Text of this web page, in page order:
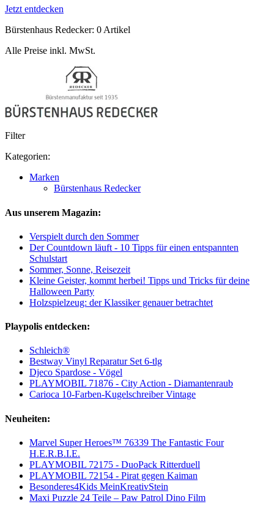
Jetzt entdecken
Bürstenhaus Redecker: 0 Artikel
Alle Preise inkl. MwSt.
Filter
Kategorien:
Marken
Bürstenhaus Redecker
Aus unserem Magazin:
Verspielt durch den Sommer
Der Countdown läuft - 10 Tipps für einen entspannten
Schulstart
Sommer, Sonne, Reisezeit
Kleine Geister, kommt herbei! Tipps und Tricks für deine
Halloween Party
Holzspielzeug: der Klassiker genauer betrachtet
Playpolis entdecken:
Schleich®
Bestway Vinyl Reparatur Set 6-tlg
Djeco Spardose - Vögel
PLAYMOBIL 71876 - City Action - Diamantenraub
Carioca 10-Farben-Kugelschreiber Vintage
Neuheiten:
Marvel Super Heroes™ 76339 The Fantastic Four
H.E.R.B.I.E.
PLAYMOBIL 72175 - DuoPack Ritterduell
PLAYMOBIL 72154 - Pirat gegen Kaiman
Besonderes4Kids MeinKreativStein
Maxi Puzzle 24 Teile – Paw Patrol Dino Film